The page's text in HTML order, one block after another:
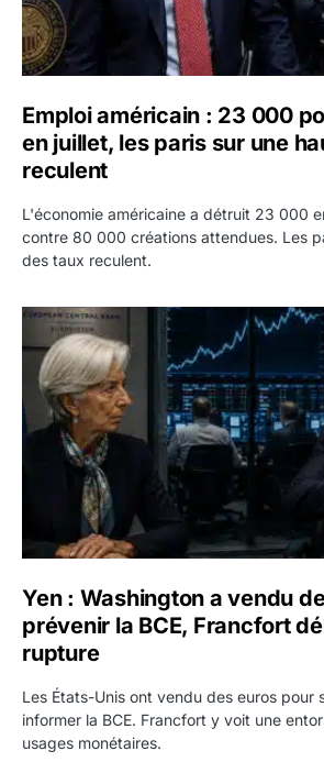
Emploi américain : 23 000
en juillet, les paris sur une
reculent
L'économie américaine a détruit 23 000
contre 80 000 créations attendues. Les
des taux reculent.
Yen : Washington a vendu des
Yen : Washington a vendu
prévenir la BCE, Francfort
rupture
Les États-Unis ont vendu des euros pour
informer la BCE. Francfort y voit une
usages monétaires.